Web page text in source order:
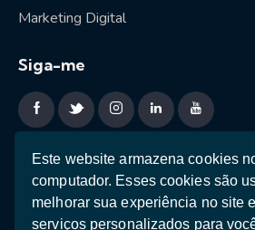
Este website armazena cookies
computador. Esses cookies são
melhorar sua experiência no site
serviços personalizados para
Marketing Digital
Siga-me
Sessão estratégica
Ebooks
Teste de Personalidade